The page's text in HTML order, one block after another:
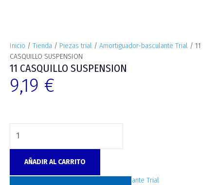
Inicio / Tienda / Piezas trial / Amortiguador-basculante Trial / 11
CASQUILLO SUSPENSION
11 CASQUILLO SUSPENSION
9,19 €
AÑADIR AL CARRITO
Amortiguador-basculante Trial